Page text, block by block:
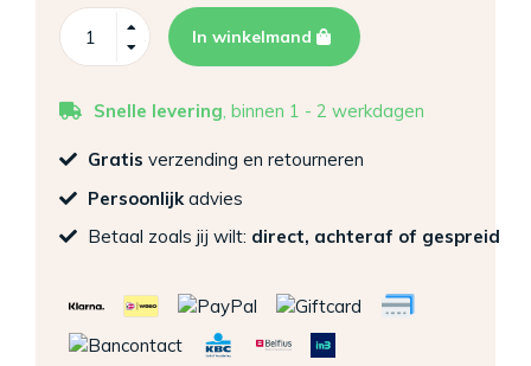
In winkelmand
Snelle levering, binnen 1 - 2 werkdagen
Gratis verzending en retourneren
Persoonlijk advies
Betaal zoals jij wilt: direct, achteraf of gespreid